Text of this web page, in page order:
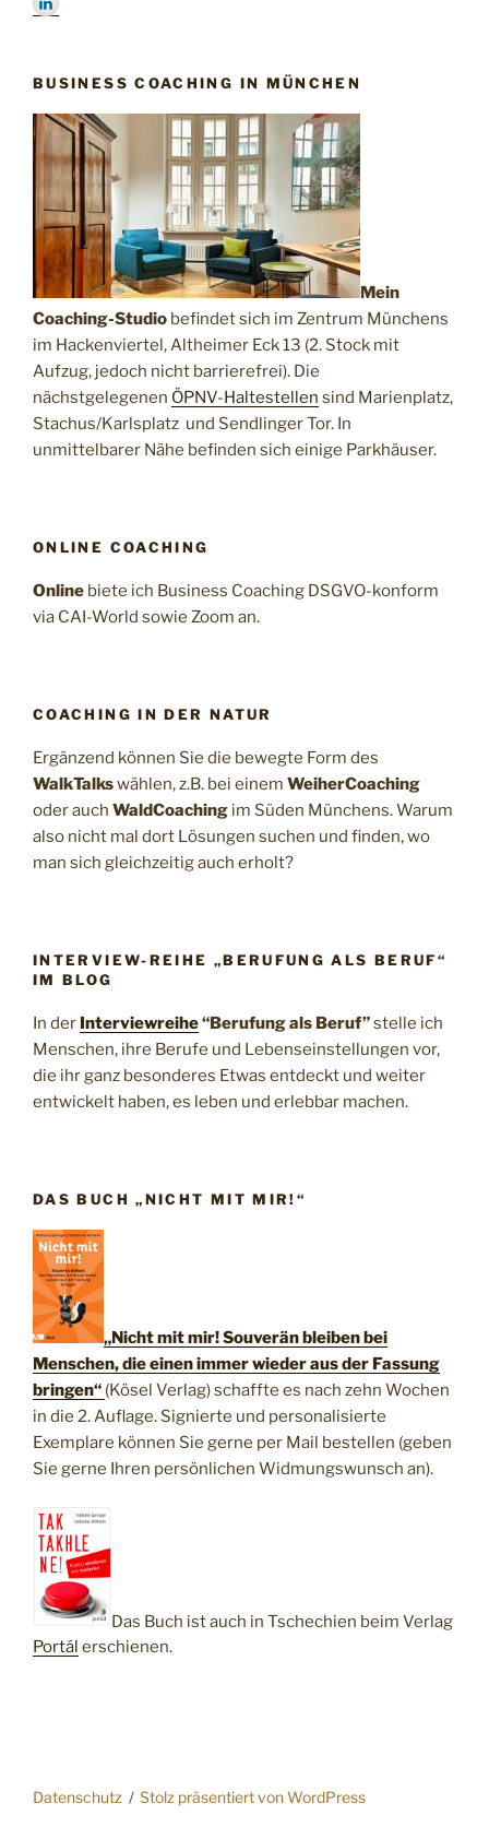
BUSINESS COACHING IN MÜNCHEN
Mein
Coaching-Studio befindet sich im Zentrum Münchens
im Hackenviertel, Altheimer Eck 13 (2. Stock mit
Aufzug, jedoch nicht barrierefrei). Die
nächstgelegenen ÖPNV-Haltestellen sind Marienplatz,
Stachus/Karlsplatz und Sendlinger Tor. In
unmittelbarer Nähe befinden sich einige Parkhäuser.
ONLINE COACHING
Online biete ich Business Coaching DSGVO-konform
via CAI-World sowie Zoom an.
COACHING IN DER NATUR
Ergänzend können Sie die bewegte Form des
WalkTalkswählen, z.B. bei einem WeiherCoaching
oder auch WaldCoaching im Süden Münchens. Warum
also nicht mal dort Lösungen suchen und finden, wo
man sich gleichzeitig auch erholt?
INTERVIEW-REIHE „BERUFUNG ALS BERUF“
IM BLOG
In der Interviewreihe“Berufung als Beruf”stelle ich
Menschen, ihre Berufe und Lebenseinstellungen vor,
die ihr ganz besonderes Etwas entdeckt und weiter
entwickelt haben, es leben und erlebbar machen.
DAS BUCH „NICHT MIT MIR!“
„Nicht mit mir! Souverän bleiben bei
Menschen, die einen immer wieder aus der Fassung
bringen“ (Kösel Verlag) schaffte es nach zehn Wochen
in die 2. Auflage. Signierte und personalisierte
Exemplare können Sie gerne per Mail bestellen (geben
Sie gerne Ihren persönlichen Widmungswunsch an).
Das Buch ist auch in Tschechien beim Verlag
Portál erschienen.
Datenschutz Stolz präsentiert von WordPress